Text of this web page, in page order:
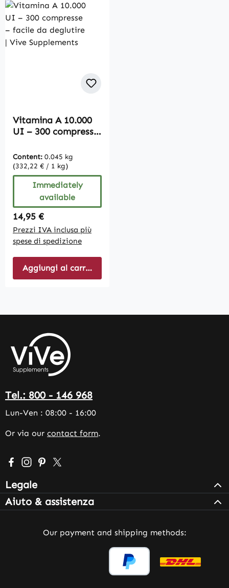
Vitamina A 10.000
UI – 300 compresse
| Vive Supplements
Content: 0.045 kg
(332,22 € / 1 kg)
Immediately
available
Regular price:
14,95 €
Prezzi IVA inclusa più
spese di spedizione
Aggiungi al carrello
Tel.: 800 - 146 968
Lun-Ven : 08:00 - 16:00
Or via our contact form.
Visit us on Facebook – opens in a new browser tab
Check us out on Instagram – opens in a new
Get inspired on Pinterest – opens in a new
Follow us on X – opens in a new browser
Legale
Aiuto & assistenza
Our payment and shipping methods: